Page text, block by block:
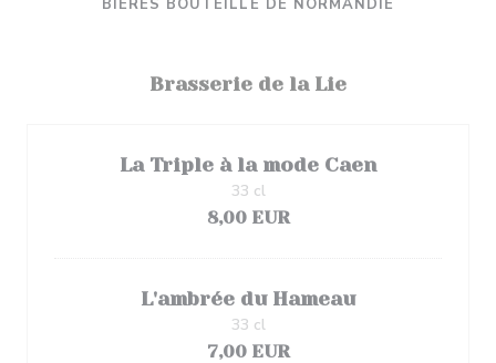
BIÈRES BOUTEILLE DE NORMANDIE
Brasserie de la Lie
La Triple à la mode Caen
8,00 EUR
33 cl
L'ambrée du Hameau
7,00 EUR
33 cl